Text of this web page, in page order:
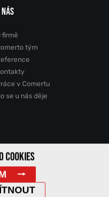
firmě
tým
v Comertu
se u nás děje
COOKIES